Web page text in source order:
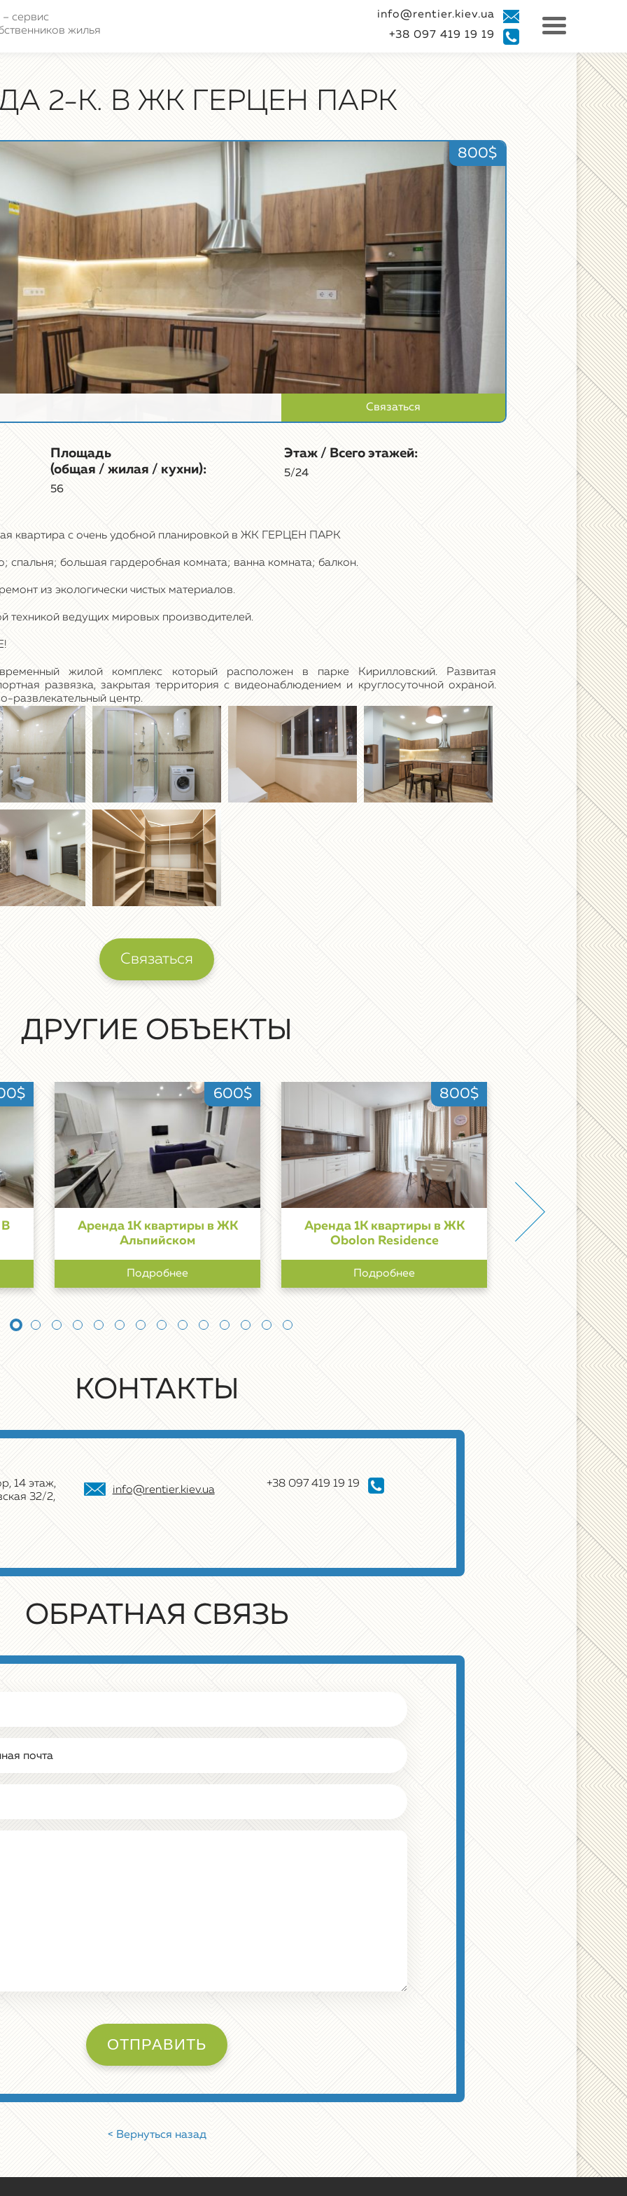
– сервис
жилья
info@rentier.kiev.ua
+38 097 419 19 19
2-К. В ЖК ГЕРЦЕН ПАРК
800$
Связаться
Площадь
(общая / жилая / кухни):
56
Этаж / Всего этажей:
5/24
квартира с очень удобной планировкой в ​​ЖК ГЕРЦЕН ПАРК
спальня; большая гардеробная комната; ванна комната; балкон.
из экологически чистых материалов.
техникой ведущих мировых производителей.
жилой комплекс который расположен в парке Кирилловский. Развитая
развязка, закрытая территория с видеонаблюдением и круглосуточной охраной.
развлекательный центр.
Связаться
ДРУГИЕ ОБЪЕКТЫ
600$
Аренда 1К квартиры в ЖК
Альпийском
Подробнее
800$
Аренда 1К квартиры в ЖК
Obolon Residence
Подробнее
Аренда 1К
КОНТАКТЫ
14 этаж,
32/2,
info@rentier.kiev.ua
+38 097 419 19 19
ОБРАТНАЯ СВЯЗЬ
ОТПРАВИТЬ
< Вернуться назад